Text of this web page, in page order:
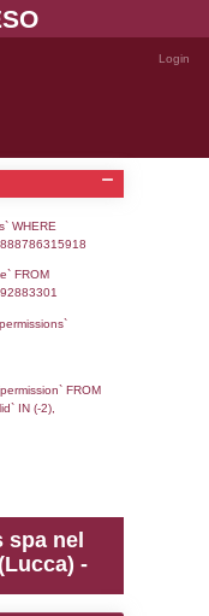
FROM `userlevels`
`userlevelname`
`userlevelid`,